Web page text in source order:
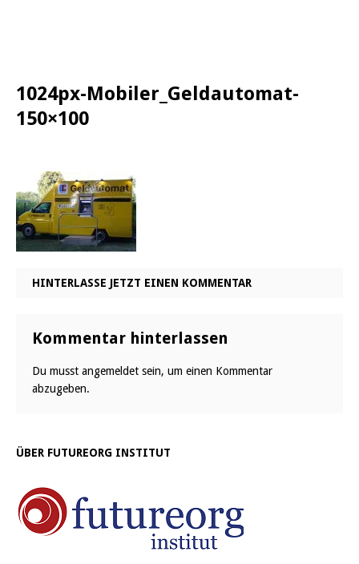
1024px-Mobiler_Geldautomat-
150×100
HINTERLASSE JETZT EINEN KOMMENTAR
Kommentar hinterlassen
Du musst angemeldet sein, um einen Kommentar
abzugeben.
ÜBER FUTUREORG INSTITUT